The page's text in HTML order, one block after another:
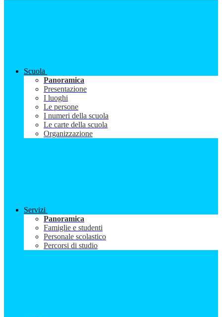
Scuola
Panoramica
Presentazione
I luoghi
Le persone
I numeri della scuola
Le carte della scuola
Organizzazione
Servizi
Panoramica
Famiglie e studenti
Personale scolastico
Percorsi di studio